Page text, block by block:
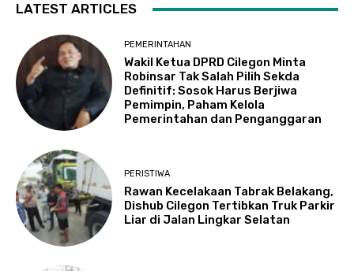
LATEST ARTICLES
PEMERINTAHAN
Wakil Ketua DPRD Cilegon Minta
Robinsar Tak Salah Pilih Sekda
Definitif: Sosok Harus Berjiwa
Pemimpin, Paham Kelola
Pemerintahan dan Penganggaran
PERISTIWA
Rawan Kecelakaan Tabrak Belakang,
Dishub Cilegon Tertibkan Truk Parkir
Liar di Jalan Lingkar Selatan